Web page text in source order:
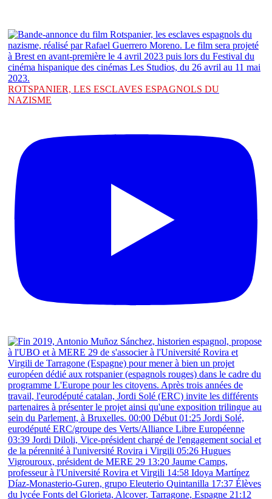
ROTSPANIER, LES ESCLAVES ESPAGNOLS DU
NAZISME